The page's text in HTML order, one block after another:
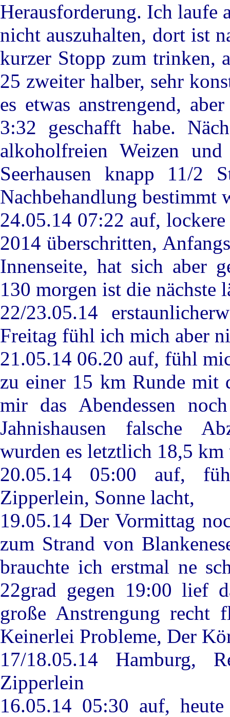
Herausforderung. Ich laufe
nicht auszuhalten, dort ist
kurzer Stopp zum trinken,
25 zweiter halber, sehr
es etwas anstrengend,
3:32 geschafft habe.
alkoholfreien Weizen
Seerhausen knapp 11/2
Nachbehandlung bestimmt
24.05.14 07:22 auf,
2014 überschritten,
Innenseite, hat sich aber
130 morgen ist die nächste
22/23.05.14
Freitag fühl ich mich aber
21.05.14 06.20 auf, fühl
zu einer 15 km Runde mit
mir das Abendessen
Jahnishausen falsche
wurden es letztlich 18,5
20.05.14 05:00 auf,
Zipperlein, Sonne lacht,
19.05.14 Der Vormittag
zum Strand von
brauchte ich erstmal ne
22grad gegen 19:00 lief
große Anstrengung recht
Keinerlei Probleme, Der
17/18.05.14 Hamburg,
Zipperlein
16.05.14 05:30 auf,